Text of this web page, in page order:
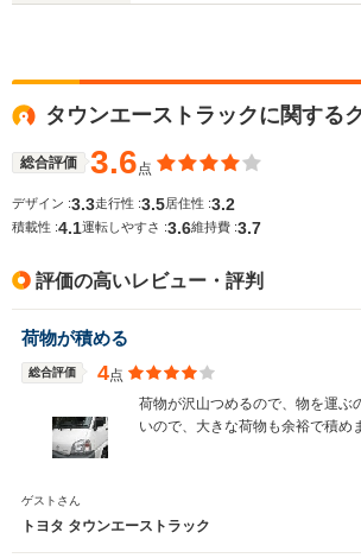
タウンエーストラックに関する
総合評価 3.6点
デザイン :3.3走行性 :3.5 居住性 :3.2
積載性 :4.1運転しやすさ :3.6維持費 :3.7
評価の高いレビュー・評判
荷物が積める
総合評価 4点
荷物が沢山つめるので、物を運ぶ
いので、大きな荷物も余裕で積め
ゲストさん
トヨタ タウンエーストラック